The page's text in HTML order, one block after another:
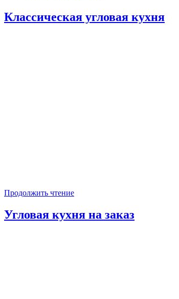
Классическая угловая кухня
Продолжить чтение
Угловая кухня на заказ